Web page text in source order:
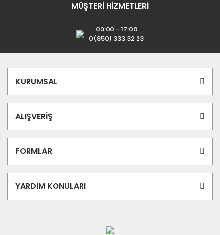
MÜŞTERİ HİZMETLERİ
09:00 - 17:00
0(850) 333 32 23
KURUMSAL
ALIŞVERİŞ
FORMLAR
YARDIM KONULARI